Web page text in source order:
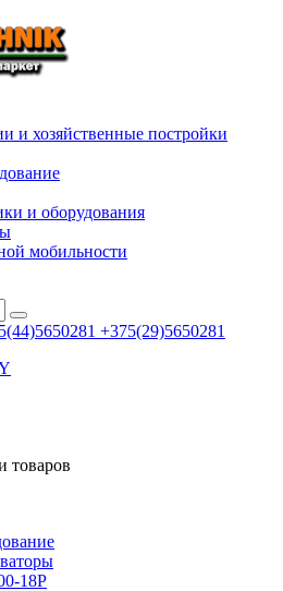
и хозяйственные постройки
и оборудования
мобильности
+375(29)5650281
товаров
18P